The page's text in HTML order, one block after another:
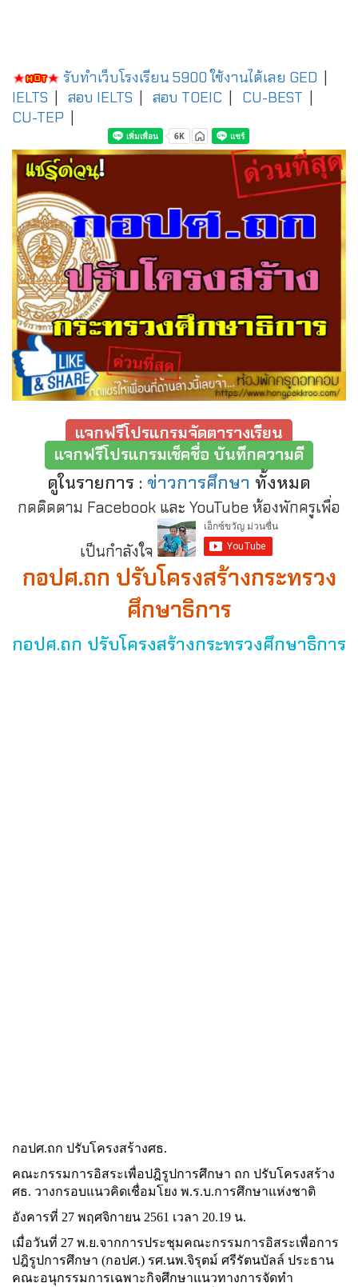
รับทำเว็บโรงเรียน 5900 ใช้งานได้เลย GED
IELTS
สอบ IELTS สอบ TOEIC CU-BEST
CU-TEP
แจกฟรีโปรแกรมจัดตารางเรียน
แจกฟรีโปรแกรมเช็คชื่อ บันทึกความดี
ดูในรายการ : ข่าวการศึกษา ทั้งหมด
กดติดตาม Facebook และ YouTube ห้องพักครูเพื่อ
เป็นกำลังใจ
กอปศ.ถก ปรับโครงสร้างกระทรวง
ศึกษาธิการ
กอปศ.ถก ปรับโครงสร้างกระทรวงศึกษาธิการ
กอปศ.ถก ปรับโครงสร้างศธ.
คณะกรรมการอิสระเพื่อปฎิรูปการศึกษา ถก ปรับโครงสร้าง
ศธ. วางกรอบแนวคิดเชื่อมโยง พ.ร.บ.การศึกษาแห่งชาติ
อังคารที่ 27 พฤศจิกายน 2561 เวลา 20.19 น.
เมื่อวันที่ 27 พ.ย.จากการประชุมคณะกรรมการอิสระเพื่อการ
ปฎิรูปการศึกษา (กอปศ.) รศ.นพ.จิรุตม์ ศรีรัตนบัลล์ ประธาน
คณะอนุกรรมการเฉพาะกิจศึกษาแนวทางการจัดทำ